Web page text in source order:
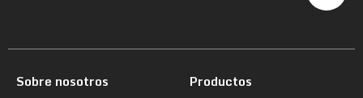
Sobre nosotros
Productos